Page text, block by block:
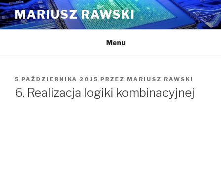
Przejdź
do
treści
MARIUSZ RAWSKI
Menu
OPUBLIKOWANE
W
5 PAŹDZIERNIKA 2015 PRZEZ MARIUSZ RAWSKI
6. Realizacja logiki kombinacyjnej